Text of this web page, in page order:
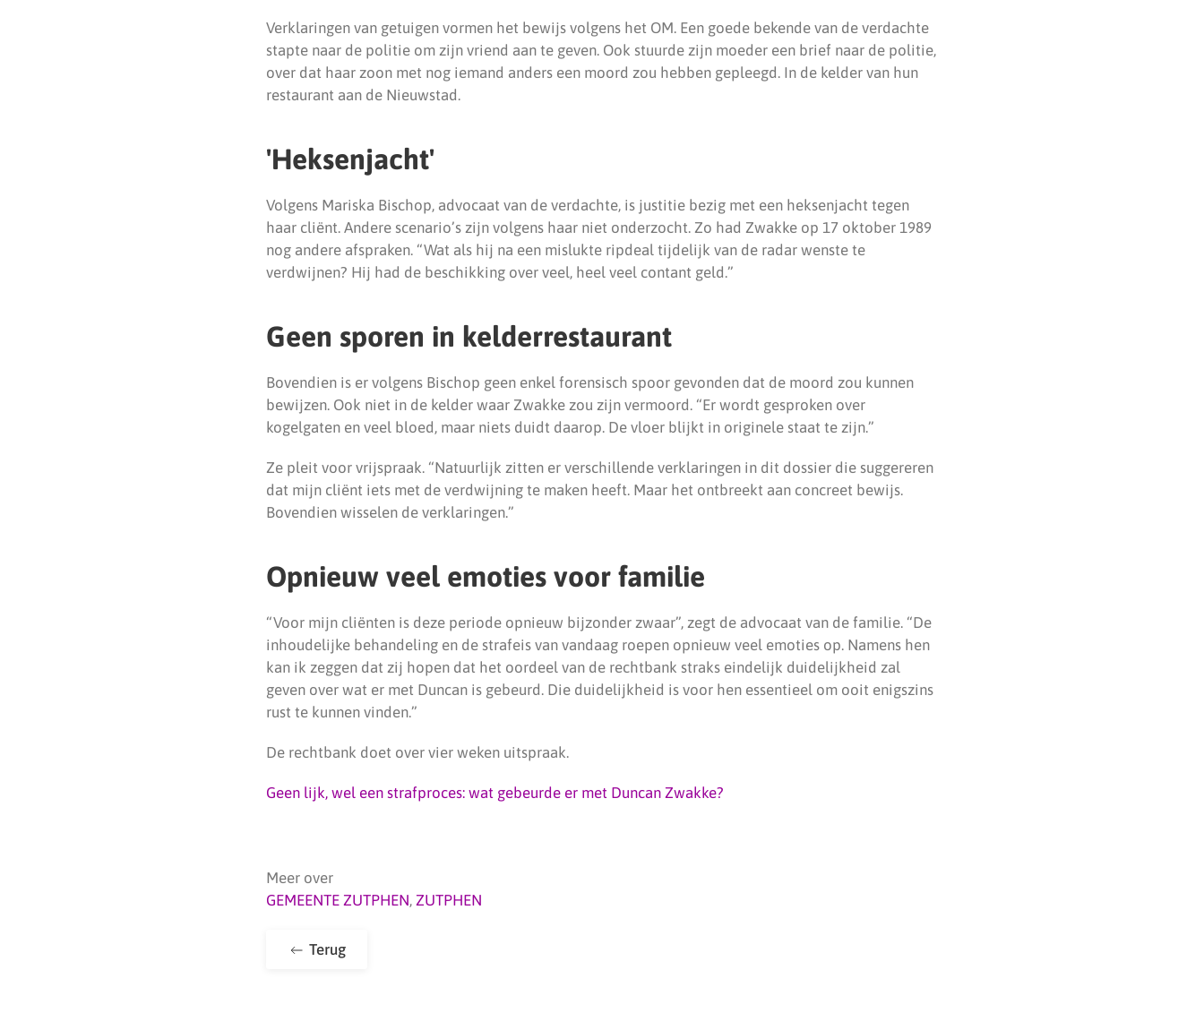
Verklaringen van getuigen vormen het bewijs volgens het OM. Een goede bekende van de verdachte
stapte naar de politie om zijn vriend aan te geven. Ook stuurde zijn moeder een brief naar de politie,
over dat haar zoon met nog iemand anders een moord zou hebben gepleegd. In de kelder van hun
restaurant aan de Nieuwstad.
'Heksenjacht'
Volgens Mariska Bischop, advocaat van de verdachte, is justitie bezig met een heksenjacht tegen
haar cliënt. Andere scenario’s zijn volgens haar niet onderzocht. Zo had Zwakke op 17 oktober 1989
nog andere afspraken. “Wat als hij na een mislukte ripdeal tijdelijk van de radar wenste te
verdwijnen? Hij had de beschikking over veel, heel veel contant geld.”
Geen sporen in kelderrestaurant
Bovendien is er volgens Bischop geen enkel forensisch spoor gevonden dat de moord zou kunnen
bewijzen. Ook niet in de kelder waar Zwakke zou zijn vermoord. “Er wordt gesproken over
kogelgaten en veel bloed, maar niets duidt daarop. De vloer blijkt in originele staat te zijn.”
Ze pleit voor vrijspraak. “Natuurlijk zitten er verschillende verklaringen in dit dossier die suggereren
dat mijn cliënt iets met de verdwijning te maken heeft. Maar het ontbreekt aan concreet bewijs.
Bovendien wisselen de verklaringen.”
Opnieuw veel emoties voor familie
“Voor mijn cliënten is deze periode opnieuw bijzonder zwaar”, zegt de advocaat van de familie. “De
inhoudelijke behandeling en de strafeis van vandaag roepen opnieuw veel emoties op. Namens hen
kan ik zeggen dat zij hopen dat het oordeel van de rechtbank straks eindelijk duidelijkheid zal
geven over wat er met Duncan is gebeurd. Die duidelijkheid is voor hen essentieel om ooit enigszins
rust te kunnen vinden.”
De rechtbank doet over vier weken uitspraak.
Geen lijk, wel een strafproces: wat gebeurde er met Duncan Zwakke?
Meer over
GEMEENTE ZUTPHEN, ZUTPHEN
Terug